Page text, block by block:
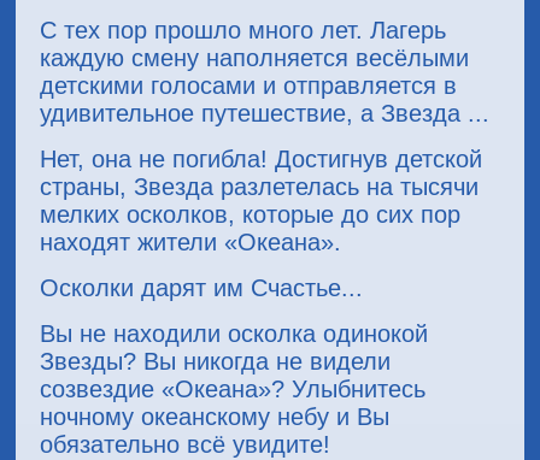
С тех пор прошло много лет. Лагерь
каждую смену наполняется весёлыми
детскими голосами и отправляется в
удивительное путешествие, а Звезда ...
Нет, она не погибла! Достигнув детской
страны, Звезда разлетелась на тысячи
мелких осколков, которые до сих пор
находят жители «Океана».
Осколки дарят им Счастье...
Вы не находили осколка одинокой
Звезды? Вы никогда не видели
созвездие «Океана»? Улыбнитесь
ночному океанскому небу и Вы
обязательно всё увидите!